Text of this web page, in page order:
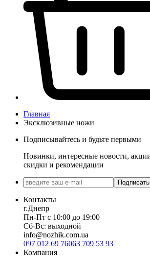
Главная
Эксклюзивные ножи
Подписывайтесь и будьте первыми
Новинки, интересные новости,
скидки и рекомендации
Контакты
г.Днепр
Пн-Пт с 10:00 до 19:00
Сб-Вс: выходной
info@nozhik.com.ua
097 012 69 76063 709 53 93
Компания